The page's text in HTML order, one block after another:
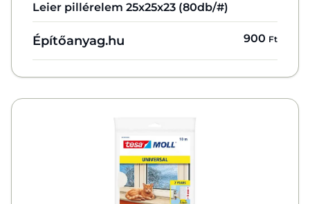
Leier pillérelem 25x25x23 (80db/#)
Építőanyag.hu 900 Ft